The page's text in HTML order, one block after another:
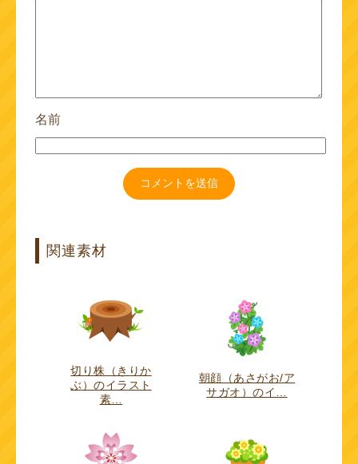
名前
関連素材
切り株（きりか
ぶ）のイラスト
素…
朝顔（あさがお/ア
サガオ）のイ…